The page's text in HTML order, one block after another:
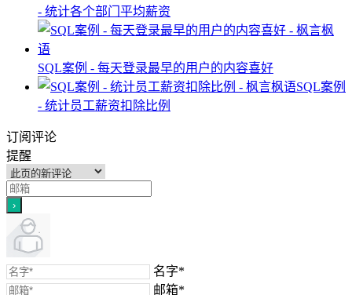
- 统计各个部门平均薪资
SQL案例 - 每天登录最早的用户的内容喜好
SQL案例
- 统计员工薪资扣除比例
订阅评论
提醒
名字*
邮箱*